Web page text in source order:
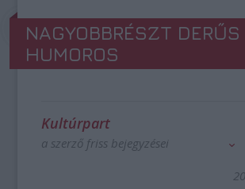
NAGYOBBRÉSZT DERŰS
HUMOROS
Kultúrpart
a szerző friss bejegyzései